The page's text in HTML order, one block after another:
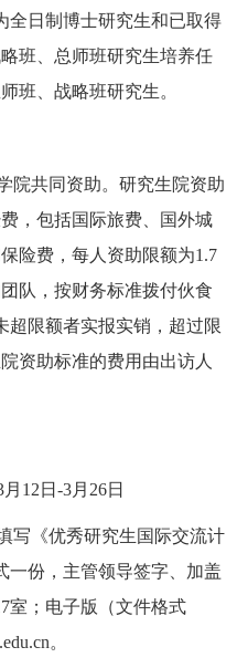
全日制博士研究生和已取得
班、总师班研究生培养任
班、战略班研究生。
院共同资助。研究生院资助
，包括国际旅费、国外城
保险费，每人 资助限额为1.7
队，按财务标准拨付伙食
超限额者实报实销，超过限
资助标准的费用由出访人
月 12 日 -3月 26日
写《优秀研究生国际交流计
一份，主管领导签字、加盖
室；电子版（文件格式
。